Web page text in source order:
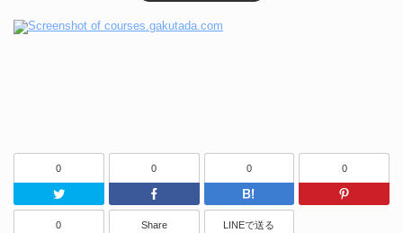
0
Twitter
0
Facebook
0
はてなブッ
0
0 Share LINEで送る